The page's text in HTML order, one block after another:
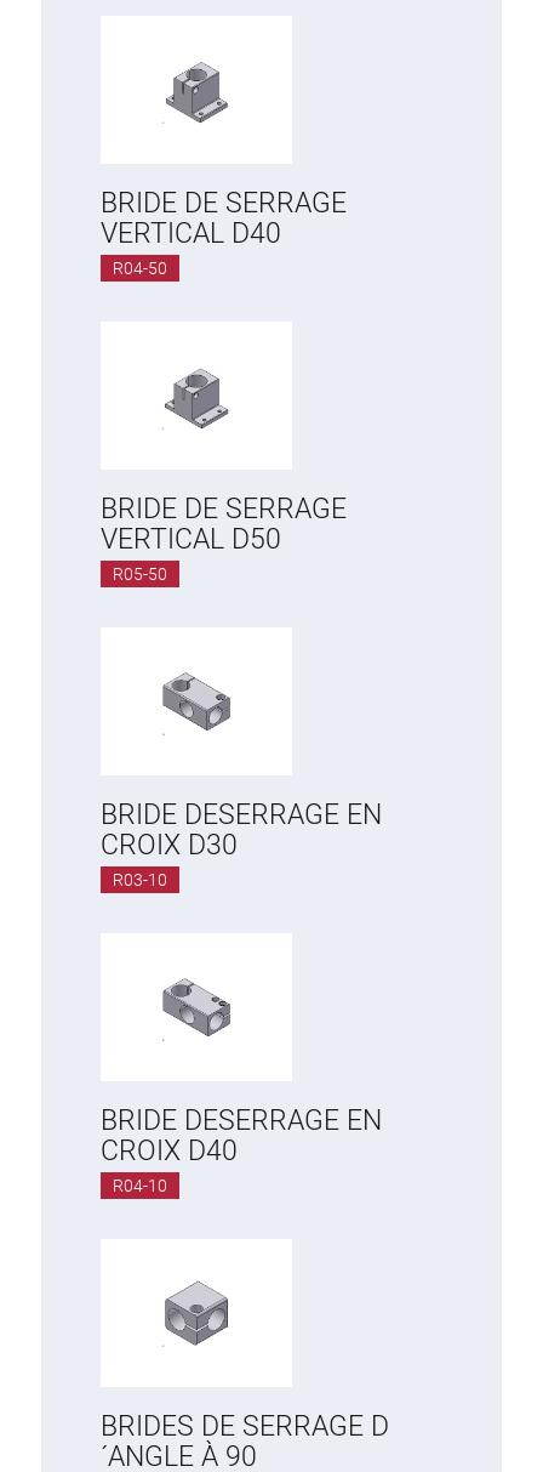
BRIDE DE SERRAGE
VERTICAL D40
R04-50
BRIDE DE SERRAGE
VERTICAL D50
R05-50
BRIDE DESERRAGE EN
CROIX D30
R03-10
BRIDE DESERRAGE EN
CROIX D40
R04-10
BRIDES DE SERRAGE D
´ANGLE À 90